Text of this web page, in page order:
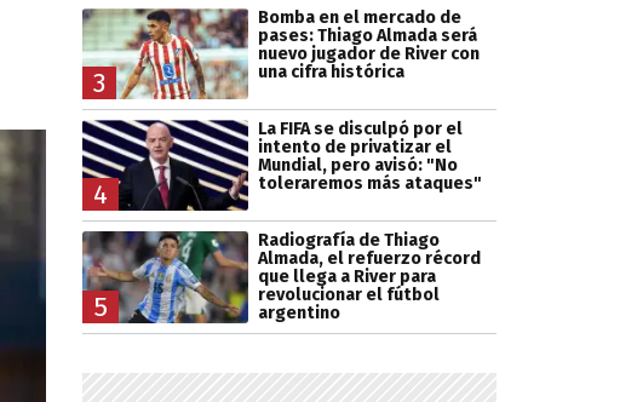
3
Bomba en el mercado de
pases: Thiago Almada será
nuevo jugador de River con
una cifra histórica
4
La FIFA se disculpó por el
intento de privatizar el
Mundial, pero avisó: "No
toleraremos más ataques"
5
Radiografía de Thiago
Almada, el refuerzo récord
que llega a River para
revolucionar el fútbol
argentino